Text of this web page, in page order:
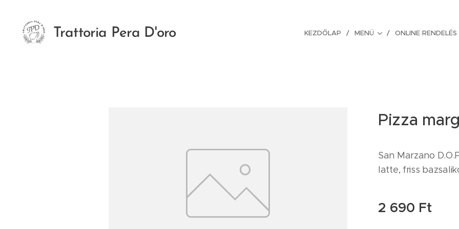
Trattoria Pera D'oro KEZDŐLAP MENÜ ONLINE RENDELÉS
Pizza
San Marzano
latte, friss
2 690 Ft